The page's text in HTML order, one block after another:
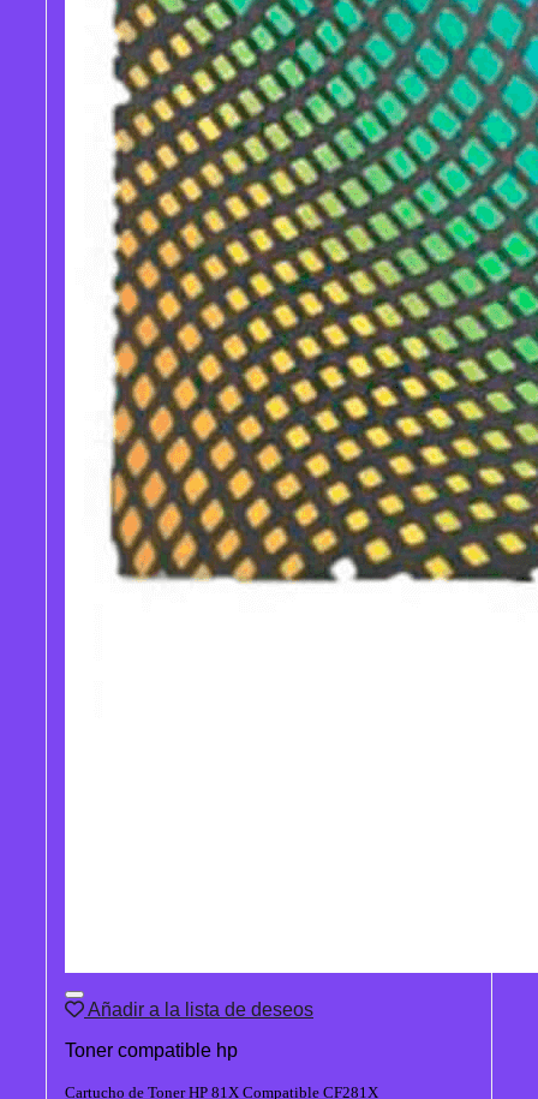
Añadir a la lista de deseos
Toner compatible hp
Cartucho de Toner HP 81X Compatible CF281X